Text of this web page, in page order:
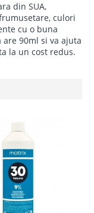
din SUA,
culori
cu o buna
90ml si va ajuta
la un cost redus.